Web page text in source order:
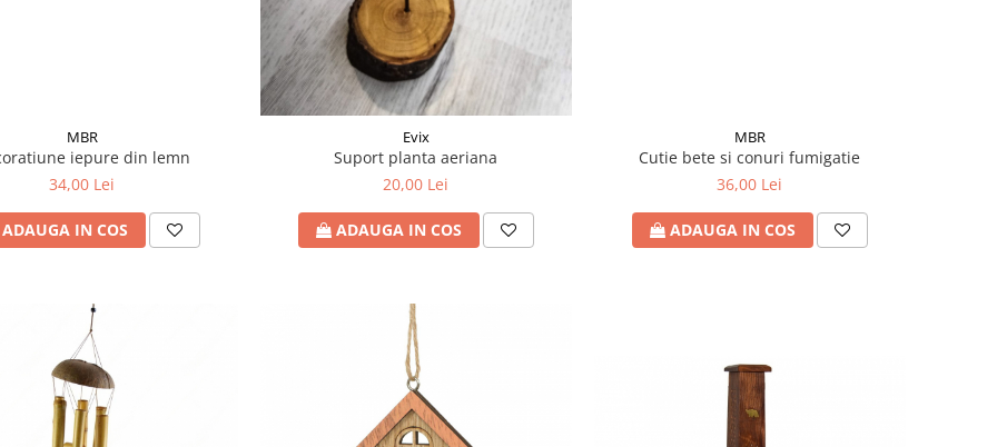
MBR
iepure din lemn
34,00 Lei
ADAUGA IN COS
Evix
Suport planta aeriana
20,00 Lei
ADAUGA IN COS
MBR
Cutie bete si conuri fumigatie
36,00 Lei
ADAUGA IN COS